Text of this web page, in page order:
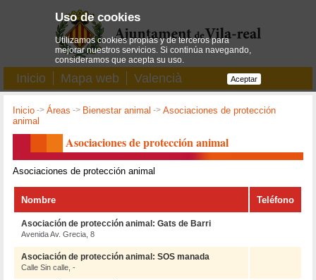
Inicio Mapa web Valencià
Inicio ->Áreas -> Bienestar animal ->Asociaciones de protección
animal
Asociaciones de protección animal
Asociaciones de protección animal
Nombre Teléfono
Asociación de protección animal: Gats de Barri
Avenida Av. Grecia, 8
Asociación de protección animal: SOS manada
Calle Sin calle, -
Uso de cookies
Utilizamos cookies propias y de terceros para
mejorar nuestros servicios. Si continúa navegando,
consideramos que acepta su uso.
Aceptar